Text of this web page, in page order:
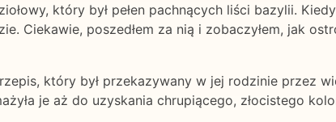
który był pełen pachnących liści bazylii.
Ciekawie, poszedłem za nią i zobaczyłem, jak
który był przekazywany w jej rodzinie przez
je aż do uzyskania chrupiącego, złocistego